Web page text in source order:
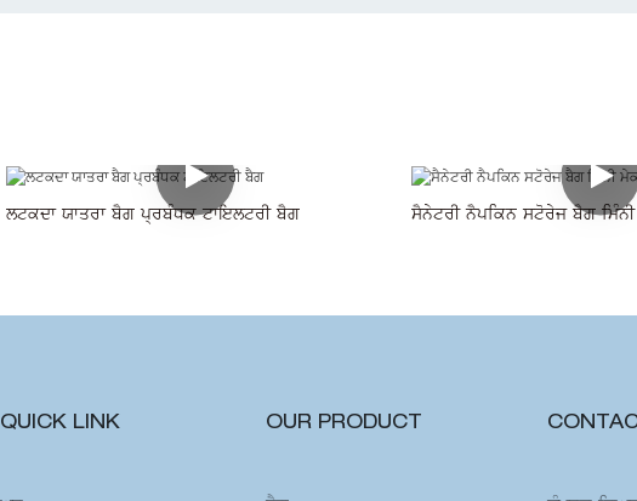
ਲਟਕਦਾ ਯਾਤਰਾ ਬੈਗ ਪ੍ਰਬੰਧਕ ਟਾਇਲਟਰੀ ਬੈਗ ਸੈਨੇਟਰੀ ਨੈਪਕਿਨ ਸਟੋਰੇਜ ਬੈਗ
QUICK LINK OUR PRODUCT